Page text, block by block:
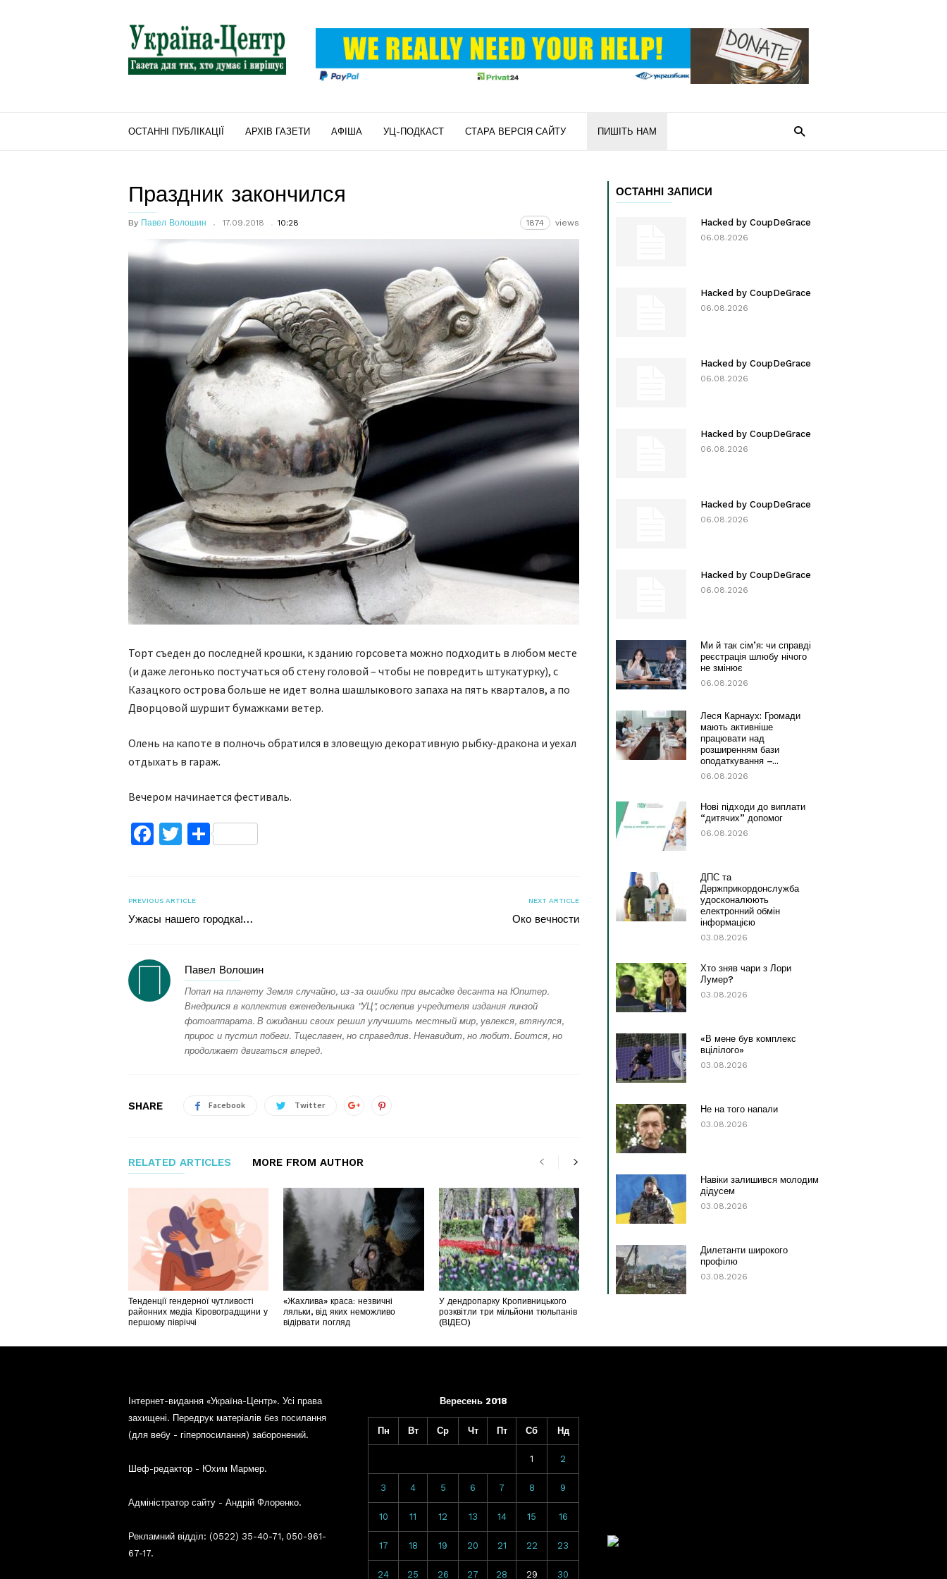
"Україна-
Центр"
ОСТАННІ ПУБЛІКАЦІЇ АРХІВ ГАЗЕТИ АФІША УЦ-ПОДКАСТ СТАРА ВЕРСІЯ САЙТУ ПИШІТЬ НАМ
Праздник закончился
By Павел Волошин 17.09.2018 10:28 1874 views
Торт съеден до последней крошки, к зданию горсовета можно подходить в любом месте
(и даже легонько постучаться об стену головой – чтобы не повредить штукатурку), с
Казацкого острова больше не идет волна шашлыкового запаха на пять кварталов, а по
Дворцовой шуршит бумажками ветер.
Олень на капоте в полночь обратился в зловещую декоративную рыбку-дракона и уехал
отдыхать в гараж.
Вечером начинается фестиваль.
Facebook
TwitterПоділитися
PREVIOUS ARTICLE
Ужасы нашего городка!…
NEXT ARTICLE
Око вечности
Павел Волошин
Попал на планету Земля случайно, из-за ошибки при высадке десанта на Юпитер.
Внедрился в коллектив еженедельника "УЦ", ослепив учредителя издания линзой
фотоаппарата. В ожидании своих решил улучшить местный мир, увлекся, втянулся,
прирос и пустил побеги. Тщеславен, но справедлив. Ненавидит, но любит. Боится, но
продолжает двигаться вперед.
SHARE Facebook Twitter
RELATED ARTICLES MORE FROM AUTHOR
Тенденції гендерної чутливості
районних медіа Кіровоградщини у
першому півріччі
«Жахлива» краса: незвичні
ляльки, від яких неможливо
відірвати погляд
У дендропарку Кропивницького
розквітли три мільйони тюльпанів
(ВІДЕО)
ОСТАННІ ЗАПИСИ
Hacked by CoupDeGrace
06.08.2026
Hacked by CoupDeGrace
06.08.2026
Hacked by CoupDeGrace
06.08.2026
Hacked by CoupDeGrace
06.08.2026
Hacked by CoupDeGrace
06.08.2026
Hacked by CoupDeGrace
06.08.2026
Ми й так сім’я: чи справді
реєстрація шлюбу нічого
не змінює
06.08.2026
Леся Карнаух: Громади
мають активніше
працювати над
розширенням бази
оподаткування –...
06.08.2026
Нові підходи до виплати
“дитячих” допомог
06.08.2026
ДПС та
Держприкордонслужба
удосконалюють
електронний обмін
інформацією
03.08.2026
Хто зняв чари з Лори
Лумер?
03.08.2026
«В мене був комплекс
вцілілого»
03.08.2026
Не на того напали
03.08.2026
Навіки залишився молодим
дідусем
03.08.2026
Дилетанти широкого
профілю
03.08.2026
Інтернет-видання «Україна-Центр». Усі права
захищені. Передрук матеріалів без посилання
(для вебу - гіперпосилання) заборонений.
Шеф-редактор - Юхим Мармер.
Адміністратор сайту - Андрій Флоренко.
Рекламний відділ: (0522) 35-40-71, 050-961-
67-17.
Вересень 2018
Пн Вт Ср Чт Пт Сб Нд
1 2
3 4 5 6 7 8 9
10 11 12 13 14 15 16
17 18 19 20 21 22 23
24 25 26 27 28 29 30